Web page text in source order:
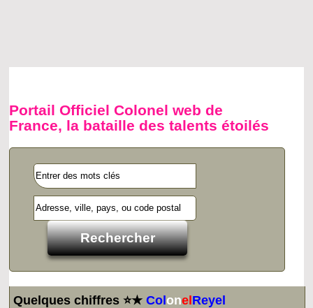
Portail Officiel Colonel web de
France, la bataille des talents étoilés
Quelques chiffres ⭐★ColonelReyel